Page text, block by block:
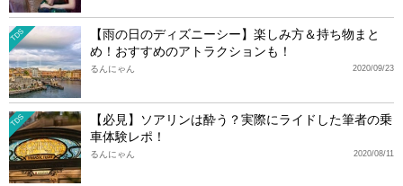
TDS
【雨の日のディズニーシー】楽しみ方＆持ち物まと
め！おすすめのアトラクションも！
2020/09/23
るんにゃん
TDS
【必見】ソアリンは酔う？実際にライドした筆者の乗
車体験レポ！
2020/08/11
るんにゃん